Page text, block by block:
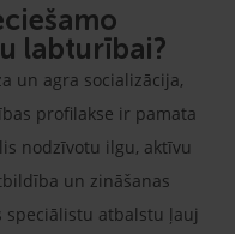
labturībai?
un agra socializācija,
profilakse ir pamata
nodzīvotu ilgu, aktīvu
un zināšanas
atbalstu ļauj